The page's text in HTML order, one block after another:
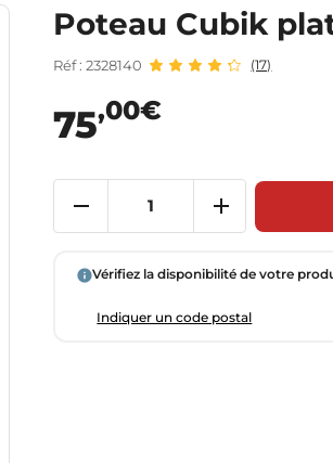
Poteau Cubik
Réf : 2328140 (17)
75,00€
Vérifiez la disponibilité de votre
Indiquer un code postal